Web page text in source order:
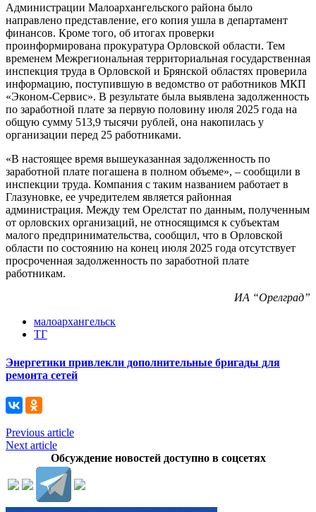
Администрации Малоархангельского района было
направлено представление, его копия ушла в департамент
финансов. Кроме того, об итогах проверки
проинформирована прокуратура Орловской области. Тем
временем Межрегиональная территориальная государственная
инспекция труда в Орловской и Брянской областях проверила
информацию, поступившую в ведомство от работников МКП
«Эконом-Сервис». В результате была выявлена задолженность
по заработной плате за первую половину июля 2025 года на
общую сумму 513,9 тысячи рублей, она накопилась у
организации перед 25 работниками.
«В настоящее время вышеуказанная задолженность по
заработной плате погашена в полном объеме», – сообщили в
инспекции труда. Компания с таким названием работает в
Глазуновке, ее учредителем является районная
администрация. Между тем Орелстат по данным, полученным
от орловских организаций, не относящимся к субъектам
малого предпринимательства, сообщил, что в Орловской
области по состоянию на конец июля 2025 года отсутствует
просроченная задолженность по заработной плате
работникам.
ИА “Орелград”
малоархангельск
ТГ
Энергетики привлекли дополнительные бригады для
ремонта сетей
Previous article
Next article
Обсуждение новостей доступно в соцсетях